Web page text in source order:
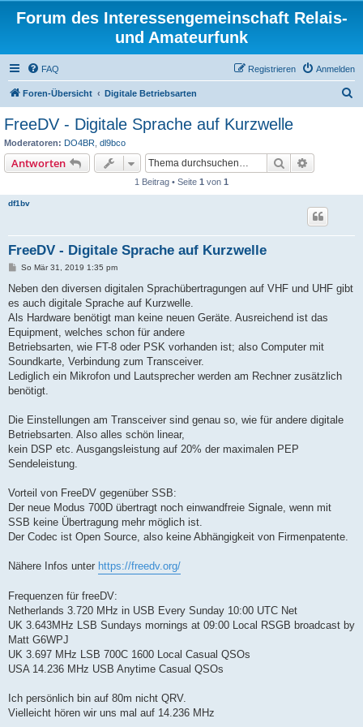
Forum des Interessengemeinschaft Relais-
und Amateurfunk
FAQ Anmelden
Registrieren
Foren-Übersicht Digitale Betriebsarten
FreeDV - Digitale Sprache auf Kurzwelle
Moderatoren: DO4BR dl9bco
Antworten Suche
1 Beitrag • Seite 1 von 1
df1bv
FreeDV - Digitale Sprache auf Kurzwelle
B
i
r
a
So Mär 31, 2019 1:35 pm
Neben den diversen digitalen Sprachübertragungen auf VHF und UHF gibt
es auch digitale Sprache auf Kurzwelle.
Als Hardware benötigt man keine neuen Geräte. Ausreichend ist das
Equipment, welches schon für andere
Betriebsarten, wie FT-8 oder PSK vorhanden ist; also Computer mit
Soundkarte, Verbindung zum Transceiver.
Lediglich ein Mikrofon und Lautsprecher werden am Rechner zusätzlich
benötigt.
Die Einstellungen am Transceiver sind genau so, wie für andere digitale
Betriebsarten. Also alles schön linear,
kein DSP etc. Ausgangsleistung auf 20% der maximalen PEP
Sendeleistung.
Vorteil von FreeDV gegenüber SSB:
Der neue Modus 700D übertragt noch einwandfreie Signale, wenn mit
SSB keine Übertragung mehr möglich ist.
Der Codec ist Open Source, also keine Abhängigkeit von Firmenpatente.
Nähere Infos unter https://freedv.org/
Frequenzen für freeDV:
Netherlands 3.720 MHz in USB Every Sunday 10:00 UTC Net
UK 3.643MHz LSB Sundays mornings at 09:00 Local RSGB broadcast by
Matt G6WPJ
UK 3.697 MHz LSB 700C 1600 Local Casual QSOs
USA 14.236 MHz USB Anytime Casual QSOs
Ich persönlich bin auf 80m nicht QRV.
Vielleicht hören wir uns mal auf 14.236 MHz